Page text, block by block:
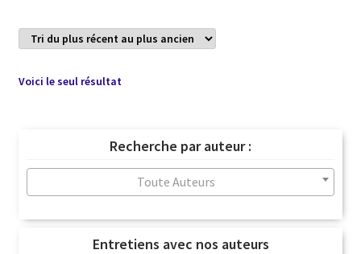
Voici le seul résultat
Recherche par auteur :
Toute Auteurs
Entretiens avec nos auteurs